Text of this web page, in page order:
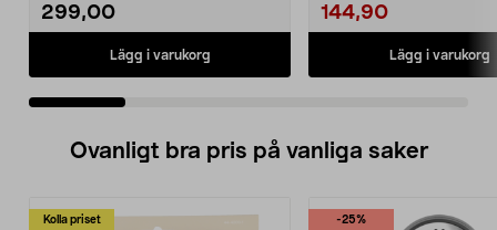
299,00
Lägg i varukorg
144,90
Lägg i varukorg
Ovanligt bra pris på vanliga saker
Kolla priset -25%